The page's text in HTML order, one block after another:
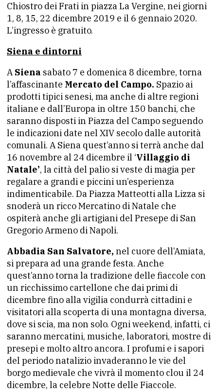
Chiostro dei Frati in piazza La Vergine, nei giorni
1, 8, 15, 22 dicembre 2019 e il 6 gennaio 2020.
L’ingresso è gratuito.
Siena e dintorni
A Siena sabato 7 e domenica 8 dicembre, torna
l’affascinante Mercato del Campo. Spazio ai
prodotti tipici senesi, ma anche di altre regioni
italiane e dall’Europa in oltre 150 banchi, che
saranno disposti in Piazza del Campo seguendo
le indicazioni date nel XIV secolo dalle autorità
comunali. A Siena quest’anno si terrà anche dal
16 novembre al 24 dicembre il ‘Villaggio di
Natale’, la città del palio si veste di magia per
regalare a grandi e piccini un’esperienza
indimenticabile. Da Piazza Matteotti alla Lizza si
snoderà un ricco Mercatino di Natale che
ospiterà anche gli artigiani del Presepe di San
Gregorio Armeno di Napoli.
Abbadia San Salvatore, nel cuore dell’Amiata,
si prepara ad una grande festa. Anche
quest’anno torna la tradizione delle fiaccole con
un ricchissimo cartellone che dai primi di
dicembre fino alla vigilia condurrà cittadini e
visitatori alla scoperta di una montagna diversa,
dove si scia, ma non solo. Ogni weekend, infatti, ci
saranno mercatini, musiche, laboratori, mostre di
presepi e molto altro ancora. I profumi e i sapori
del periodo natalizio invaderanno le vie del
borgo medievale che vivrà il momento clou il 24
dicembre, la celebre Notte delle Fiaccole.